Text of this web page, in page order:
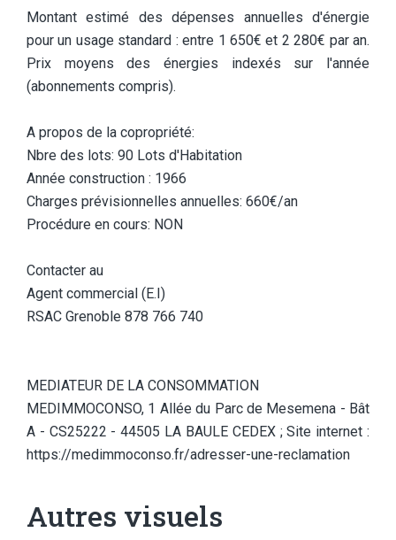
Montant estimé des dépenses annuelles d'énergie
pour un usage standard : entre 1 650€ et 2 280€ par an.
Prix moyens des énergies indexés sur l'année
(abonnements compris).
A propos de la copropriété:
Nbre des lots: 90 Lots d'Habitation
Année construction : 1966
Charges prévisionnelles annuelles: 660€/an
Procédure en cours: NON
Contacter au
Agent commercial (E.I)
RSAC Grenoble 878 766 740
MEDIATEUR DE LA CONSOMMATION
MEDIMMOCONSO, 1 Allée du Parc de Mesemena - Bât
A - CS25222 - 44505 LA BAULE CEDEX ; Site internet :
https://medimmoconso.fr/adresser-une-reclamation
Autres visuels